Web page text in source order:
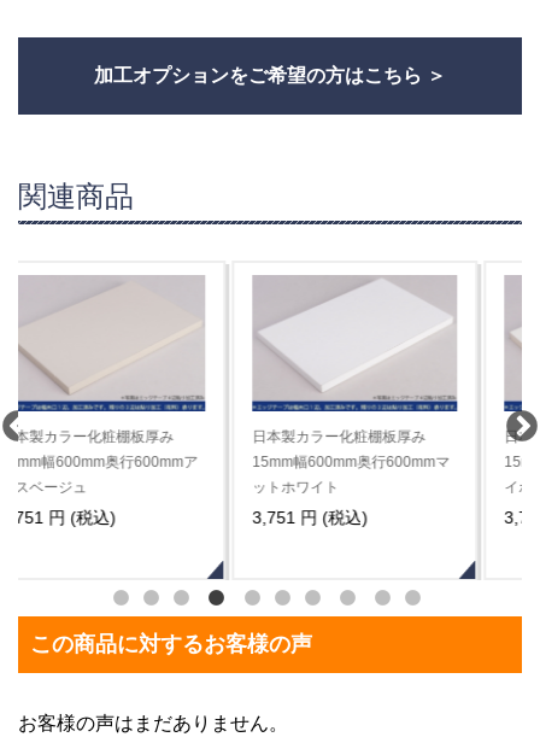
加工オプションをご希望の方はこちら
関連商品
日本製カラー化粧棚板厚み
15mm幅600mm奥行600mmマ
ットホワイト
3,751 円 (税込)
日本製カラー化粧棚板厚み
15mm幅600mm奥行600mmア
イボリー
3,751 円 (税込)
この商品に対するお客様の声
お客様の声はまだありません。